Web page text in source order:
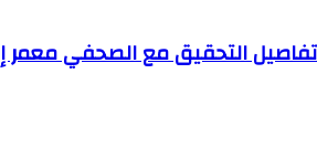
التحقيق مع الصحفي معمر